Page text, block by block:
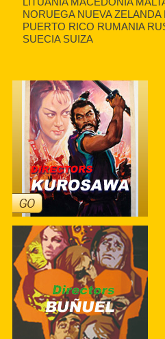
NORUEGA NUEVA
PUERTO RICO RUMANIA
SUECIA SUIZA